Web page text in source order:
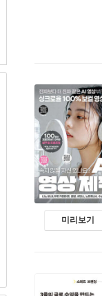
미리보기